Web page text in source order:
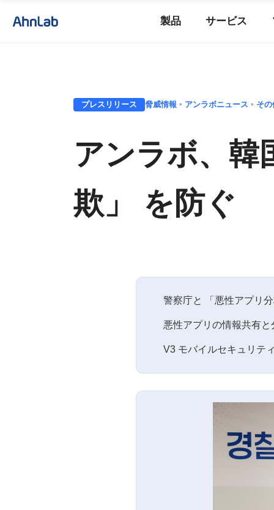
製品 サービス
プレスリリース 脅威情報 ◦ アンラボニュース ◦ その
アンラボ、韓
欺」 を防ぐ
警察庁と 「悪性アプリ
悪性アプリの情報共有
V3 モバイルセキュリテ